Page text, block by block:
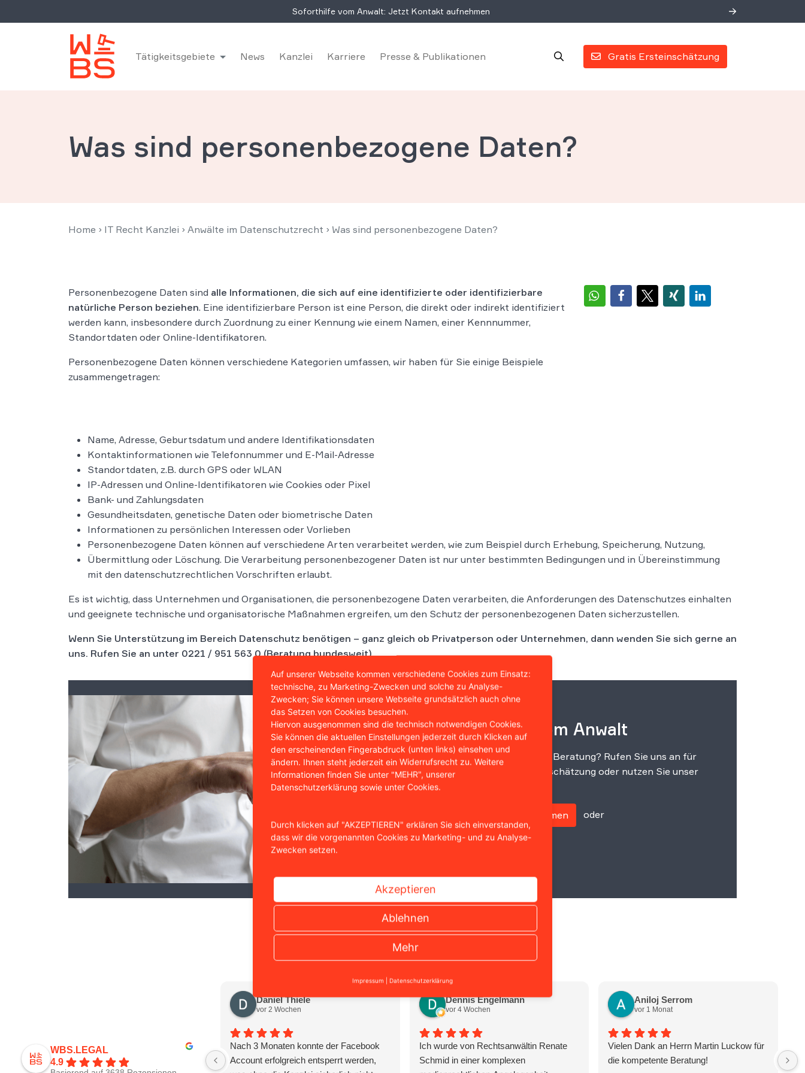
Soforthilfe vom Anwalt: Jetzt Kontakt aufnehmen
Gratis Ersteinschätzung
Tätigkeitsgebiete News Kanzlei Karriere Presse & Publikationen
Was sind personenbezogene Daten?
Home › IT Recht Kanzlei › Anwälte im Datenschutzrecht › Was sind personenbezogene Daten?
Personenbezogene Daten sind alle Informationen, die sich auf eine identifizierte oder identifizierbare
natürliche Person beziehen. Eine identifizierbare Person ist eine Person, die direkt oder indirekt identifiziert
werden kann, insbesondere durch Zuordnung zu einer Kennung wie einem Namen, einer Kennnummer,
Standortdaten oder Online-Identifikatoren.
Personenbezogene Daten können verschiedene Kategorien umfassen, wir haben für Sie einige Beispiele
zusammengetragen:
Name, Adresse, Geburtsdatum und andere Identifikationsdaten
Kontaktinformationen wie Telefonnummer und E-Mail-Adresse
Standortdaten, z.B. durch GPS oder WLAN
IP-Adressen und Online-Identifikatoren wie Cookies oder Pixel
Bank- und Zahlungsdaten
Gesundheitsdaten, genetische Daten oder biometrische Daten
Informationen zu persönlichen Interessen oder Vorlieben
Personenbezogene Daten können auf verschiedene Arten verarbeitet werden, wie zum Beispiel durch Erhebung, Speicherung, Nutzung,
Übermittlung oder Löschung. Die Verarbeitung personenbezogener Daten ist nur unter bestimmten Bedingungen und in Übereinstimmung
mit den datenschutzrechtlichen Vorschriften erlaubt.
Es ist wichtig, dass Unternehmen und Organisationen, die personenbezogene Daten verarbeiten, die Anforderungen des Datenschutzes einhalten
und geeignete technische und organisatorische Maßnahmen ergreifen, um den Schutz der personenbezogenen Daten sicherzustellen.
Wenn Sie Unterstützung im Bereich Datenschutz benötigen – ganz gleich ob Privatperson oder Unternehmen, dann wenden Sie sich gerne an
uns. Rufen Sie an unter 0221 / 951 563 0(Beratung bundesweit).
Soforthilfe vom Anwalt
Sie brauchen rechtliche Beratung? Rufen Sie uns an für
eine kostenlose Ersteinschätzung oder nutzen Sie unser
Jetzt Kontakt aufnehmen oder
Das sagen unsere Mandanten
WBS.LEGAL
4.9
Daniel Thiele
vor 2 Wochen
Nach 3 Monaten konnte der Facebook
Account erfolgreich entsperrt werden,
Dennis Engelmann
vor 4 Wochen
Ich wurde von Rechtsanwältin Renate
Schmid in einer komplexen
Aniloj Serrom
vor 1 Monat
Vielen Dank an Herrn Martin Luckow für
die kompetente Beratung!
Auf unserer Webseite kommen verschiedene Cookies zum Einsatz:
technische, zu Marketing-Zwecken und solche zu Analyse-
Zwecken; Sie können unsere Webseite grundsätzlich auch ohne
das Setzen von Cookies besuchen.
Hiervon ausgenommen sind die technisch notwendigen Cookies.
Sie können die aktuellen Einstellungen jederzeit durch Klicken auf
den erscheinenden Fingerabdruck (unten links) einsehen und
ändern. Ihnen steht jederzeit ein Widerrufsrecht zu. Weitere
Informationen finden Sie unter "MEHR", unserer
Datenschutzerklärung sowie unter Cookies.
Durch klicken auf "AKZEPTIEREN" erklären Sie sich einverstanden,
dass wir die vorgenannten Cookies zu Marketing- und zu Analyse-
Zwecken setzen.
Akzeptieren
Ablehnen
Mehr
Impressum | Datenschutzerklärung